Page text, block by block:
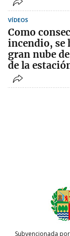
VÍDEOS
Como
incendio, se
gran nube
de la
Subvencionada